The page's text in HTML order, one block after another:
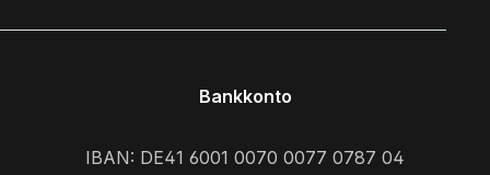
Bankkonto
IBAN: DE41 6001 0070 0077 0787 04